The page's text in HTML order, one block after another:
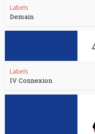
Labels
Demain
Labels
IV Connexion